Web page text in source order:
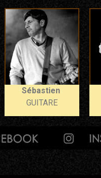
Sébastien
GUITARE